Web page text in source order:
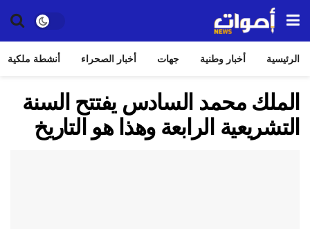
الرئيسية أخبار وطنية جهات أخبار الصحراء أنشطة ملكية
الملك محمد السادس يفتتح السنة
التشريعية الرابعة وهذا هو التاريخ